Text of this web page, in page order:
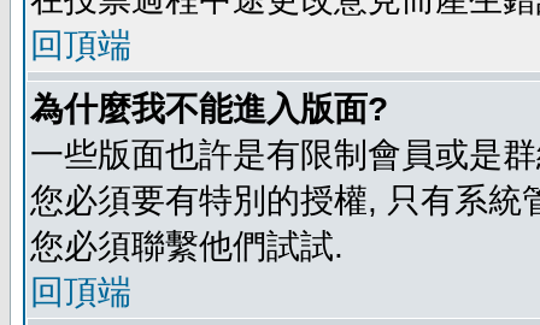
回頂端
為什麼我不能進入版面?
一些版面也許是有限制會員或是
您必須要有特別的授權, 只有系
您必須聯繫他們試試.
回頂端